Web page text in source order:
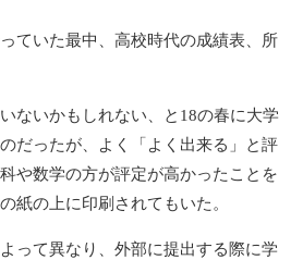
ていた最中、高校時代の成績表、所
ないかもしれない、と18の春に大学
だったが、よく「よく出来る」と評
や数学の方が評定が高かったことを
紙の上に印刷されてもいた。
って異なり、外部に提出する際に学